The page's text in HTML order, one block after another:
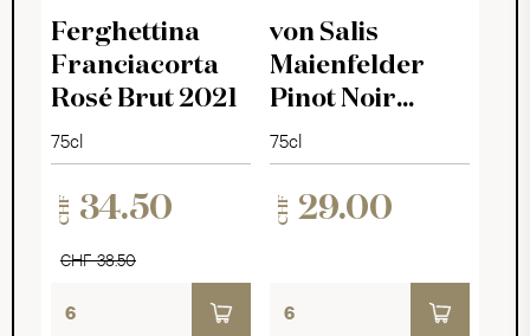
Ferghettina
Franciacorta
Rosé Brut 2021
75cl
CHF 34.50
CHF 38.50
von Salis
Maienfelder
Pinot Noir
Auslese 2023
75cl
CHF 29.00